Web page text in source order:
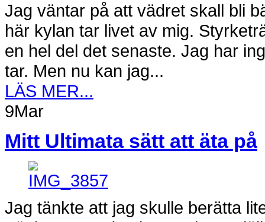
Jag väntar på att vädret skall bli
här kylan tar livet av mig.
en hel del det senaste. Jag har
tar. Men nu kan jag...
LÄS MER...
9Mar
Mitt Ultimata sätt att äta på
Jag tänkte att jag skulle berätta